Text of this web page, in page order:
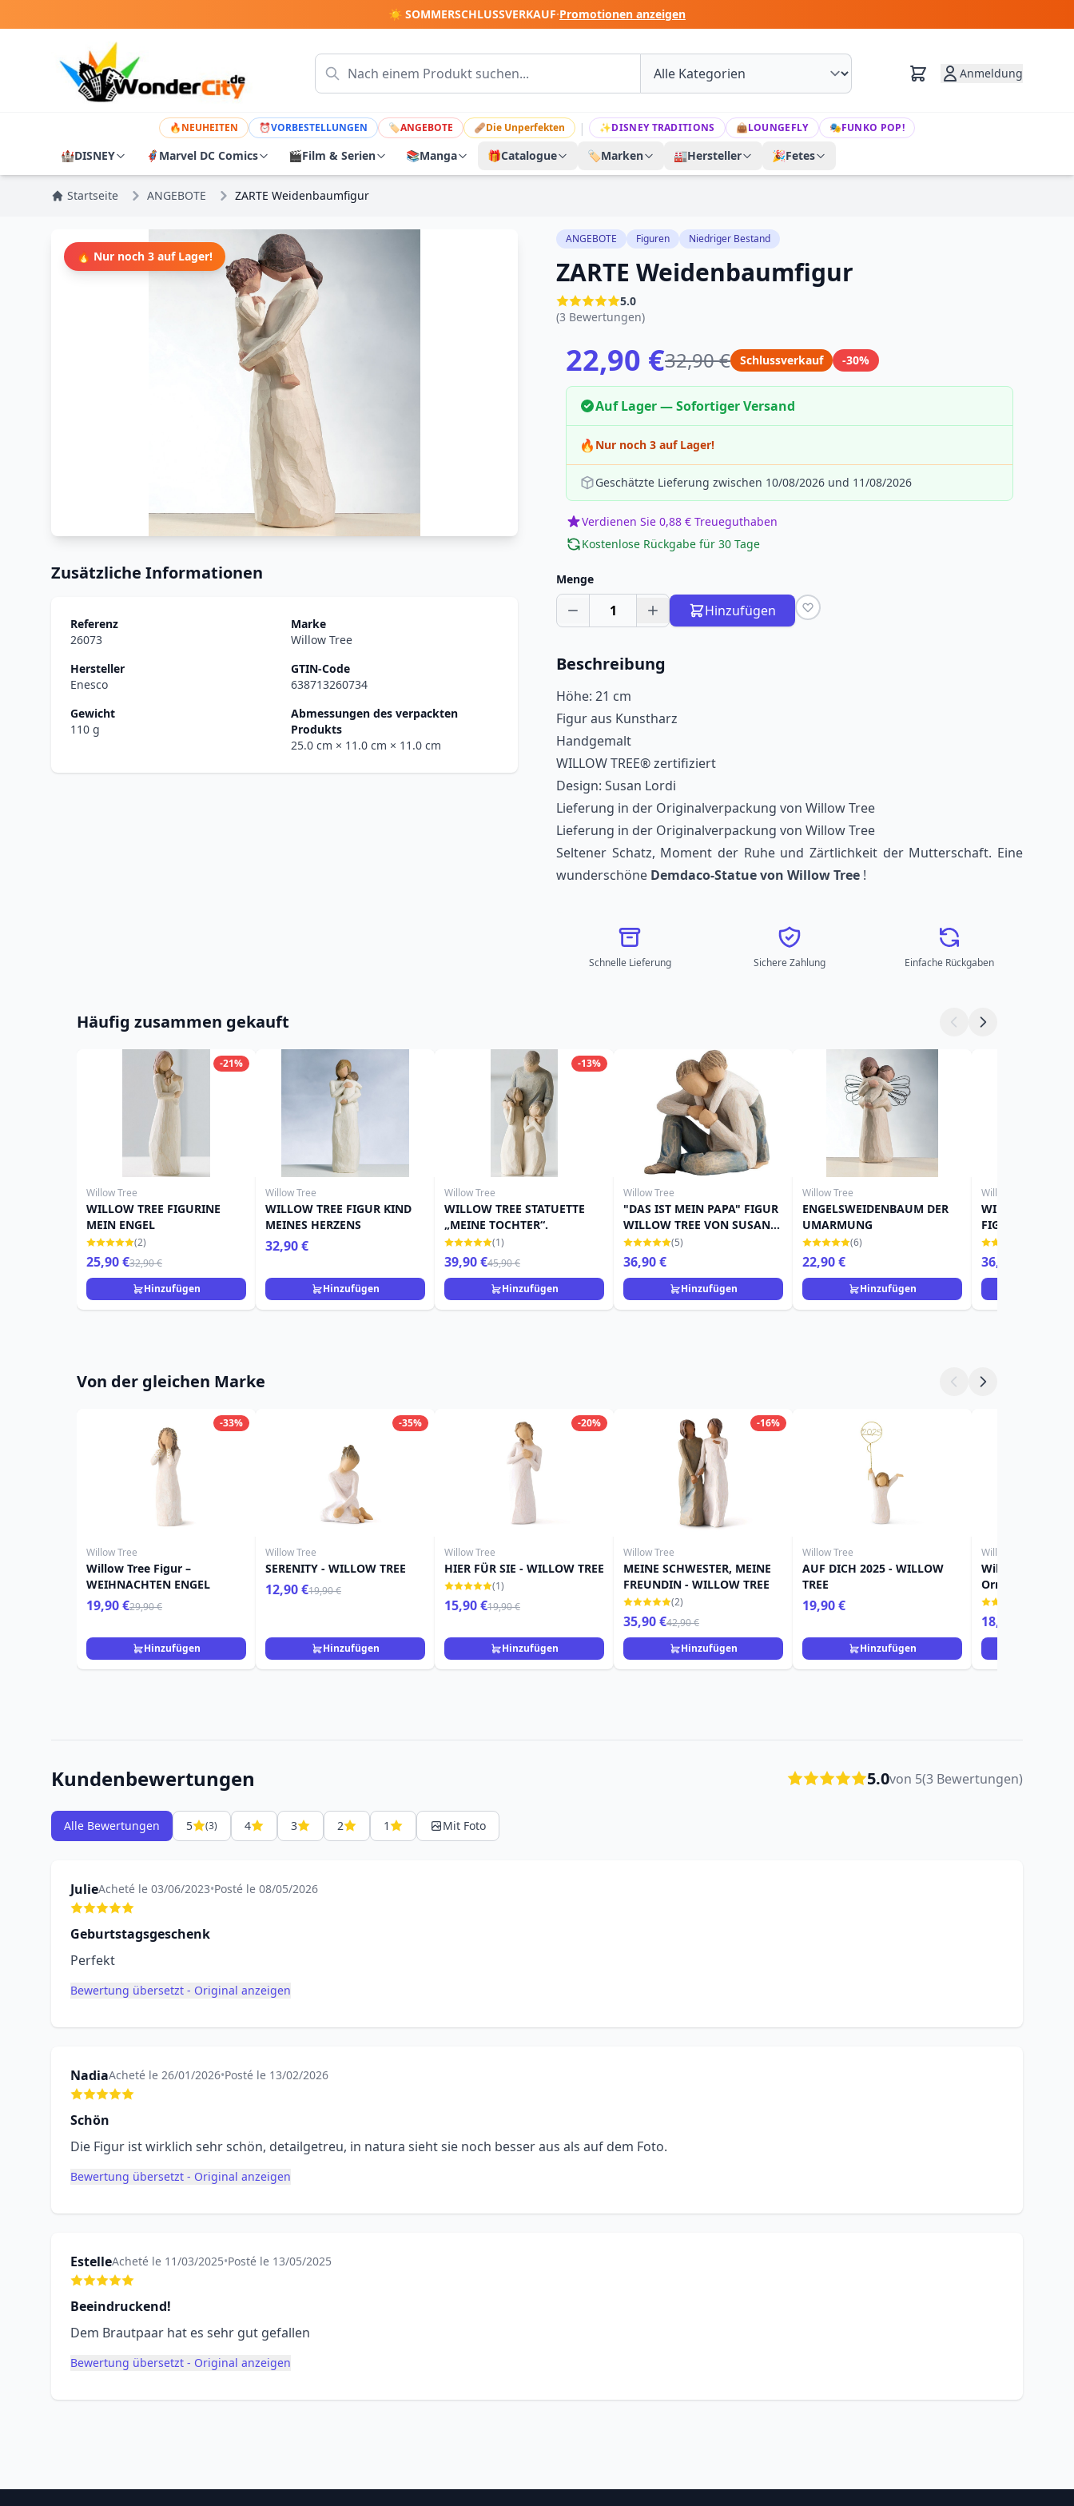
☀️ SOMMERSCHLUSSVERKAUF·Promotionen anzeigen
Anmeldung
🔥NEUHEITEN ⏰VORBESTELLUNGEN 🏷ANGEBOTE 🩹Die Unperfekten | ✨DISNEY TRADITIONS 👜LOUNGEFLY 🎭FUNKO POP!
🏰DISNEY 🦸 Marvel DC Comics 🎬Film & Serien 📚Manga 🎁Catalogue 🏷️Marken 🏭Hersteller 🎉Fetes
Startseite ANGEBOTE ZARTE Weidenbaumfigur
🔥 Nur noch 3 auf Lager!
Zusätzliche Informationen
Referenz
26073
Marke
Willow Tree
Hersteller
Enesco
GTIN-Code
638713260734
Gewicht
110 g
Abmessungen des verpackten
Produkts
25.0 cm × 11.0 cm × 11.0 cm
ANGEBOTE Figuren Niedriger Bestand
ZARTE Weidenbaumfigur
5.0
(3 Bewertungen)
22,90 €32,90 € Schlussverkauf -30%
Auf Lager — Sofortiger Versand
🔥 Nur noch 3 auf Lager!
Geschätzte Lieferung zwischen 10/08/2026 und 11/08/2026
Verdienen Sie 0,88 € Treueguthaben
Kostenlose Rückgabe für 30 Tage
Menge
1 Hinzufügen
Beschreibung
Höhe: 21 cm
Figur aus Kunstharz
Handgemalt
WILLOW TREE® zertifiziert
Design: Susan Lordi
Lieferung in der Originalverpackung von Willow Tree
Lieferung in der Originalverpackung von Willow Tree
Seltener Schatz, Moment der Ruhe und Zärtlichkeit der Mutterschaft. Eine
wunderschöne Demdaco-Statue von Willow Tree !
Schnelle Lieferung Sichere Zahlung Einfache Rückgaben
Häufig zusammen gekauft
-21%
Willow Tree
WILLOW TREE FIGURINE
MEIN ENGEL
(2)
25,90 €32,90 €
Hinzufügen
Willow Tree
WILLOW TREE FIGUR KIND
MEINES HERZENS
32,90 €
Hinzufügen
-13%
Willow Tree
WILLOW TREE STATUETTE
„MEINE TOCHTER“.
(1)
39,90 €45,90 €
Hinzufügen
Willow Tree
"DAS IST MEIN PAPA" FIGUR
WILLOW TREE VON SUSAN
LORDI
(5)
36,90 €
Hinzufügen
Willow Tree
ENGELSWEIDENBAUM DER
UMARMUNG
(6)
22,90 €
Hinzufügen
Willow Tree
WILLOW TREE
FIGURINE
36,90 €
Von der gleichen Marke
-33%
Willow Tree
Willow Tree Figur –
WEIHNACHTEN ENGEL
19,90 €29,90 €
Hinzufügen
-35%
Willow Tree
SERENITY - WILLOW TREE
12,90 €19,90 €
Hinzufügen
-20%
Willow Tree
HIER FÜR SIE - WILLOW TREE
(1)
15,90 €19,90 €
Hinzufügen
-16%
Willow Tree
MEINE SCHWESTER, MEINE
FREUNDIN - WILLOW TREE
(2)
35,90 €42,90 €
Hinzufügen
Willow Tree
AUF DICH 2025 - WILLOW
TREE
19,90 €
Hinzufügen
Willow Tree
Willow Tree
Ornament
18,90 €
Kundenbewertungen 5.0von 5(3 Bewertungen)
Alle Bewertungen 5 (3) 4 3 2 1 Mit Foto
JulieAcheté le 03/06/2023•Posté le 08/05/2026
Geburtstagsgeschenk
Perfekt
Bewertung übersetzt - Original anzeigen
NadiaAcheté le 26/01/2026•Posté le 13/02/2026
Schön
Die Figur ist wirklich sehr schön, detailgetreu, in natura sieht sie noch besser aus als auf dem Foto.
Bewertung übersetzt - Original anzeigen
EstelleAcheté le 11/03/2025•Posté le 13/05/2025
Beeindruckend!
Dem Brautpaar hat es sehr gut gefallen
Bewertung übersetzt - Original anzeigen